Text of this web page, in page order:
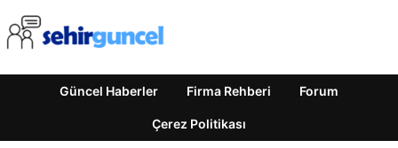
Güncel Haberler Firma Rehberi Forum
Çerez Politikası